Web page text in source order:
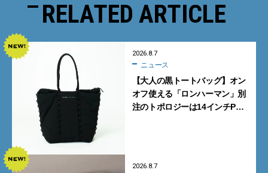
RELATED ARTICLE
2026.8.7
ニュース
【大人の黒トートバッグ】オン
オフ使える「ロンハーマン」別
注のトポロジーは14インチPC
2026.8.7